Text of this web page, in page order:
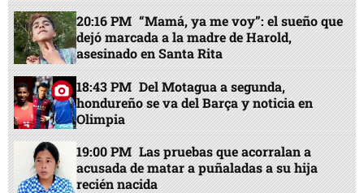
20:16 PM “Mamá, ya me voy”: el sueño que
dejó marcada a la madre de Harold,
asesinado en Santa Rita
18:43 PM Del Motagua a segunda,
hondureño se va del Barça y noticia en
Olimpia
19:00 PM Las pruebas que acorralan a
acusada de matar a puñaladas a su hija
recién nacida